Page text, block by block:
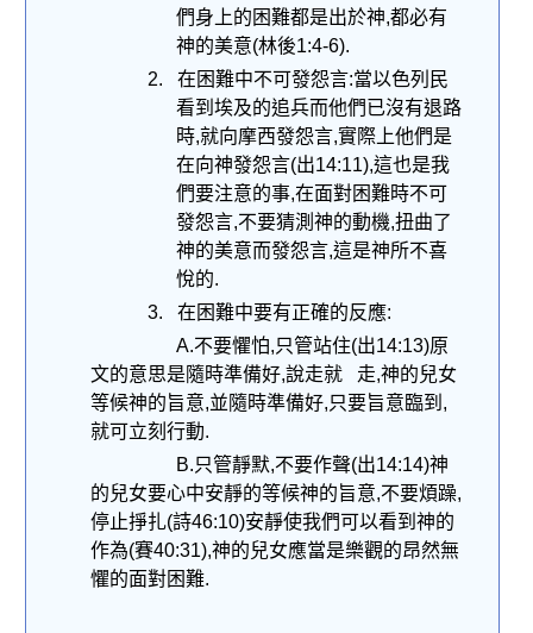
們身上的困難都是出於神,都必有
神的美意(林後1:4-6).
2.
在困難中不可發怨言:當以色列民
看到埃及的追兵而他們已沒有退路
時,就向摩西發怨言,實際上他們是
在向神發怨言(出14:11),這也是我
們要注意的事,在面對困難時不可
發怨言,不要猜測神的動機,扭曲了
神的美意而發怨言,這是神所不喜
悅的.
3.
在困難中要有正確的反應:
A.不要懼怕,只管站住(出14:13)原
文的意思是隨時準備好,說走就 走,神的兒女
等候神的旨意,並隨時準備好,只要旨意臨到 ,
就可立刻行動.
B.只管靜默,不要作聲(出14:14)神
的兒女要心中安靜的等候神的旨意,不要煩躁,
停止掙扎(詩46:10)安靜使我們可以看到神的
作為(賽40:31),神的兒女應當是樂觀的昂然無
懼的面對困難.